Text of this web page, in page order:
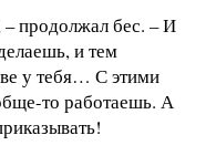
продолжал бес. – И
и тем
у тебя… С этими
то работаешь. А